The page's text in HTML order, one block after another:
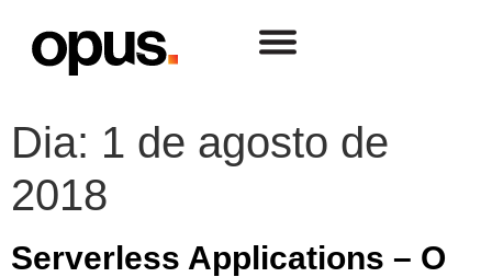
Dia: 1 de agosto de
2018
Serverless Applications – O